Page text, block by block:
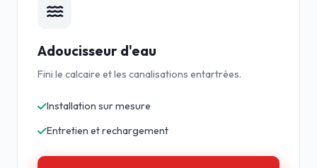
Adoucisseur d'eau
Fini le calcaire et les canalisations entartrées.
Installation sur mesure
Entretien et rechargement